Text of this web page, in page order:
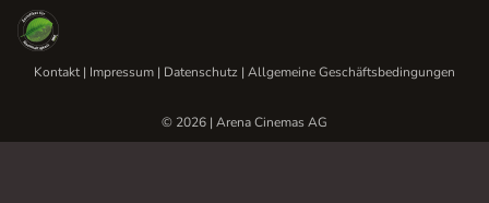
Kontakt| Impressum | Datenschutz | Allgemeine Geschäftsbedingungen
© 2026 | Arena Cinemas AG